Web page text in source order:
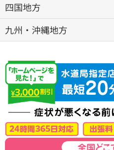
四国地方
九州・沖縄地方